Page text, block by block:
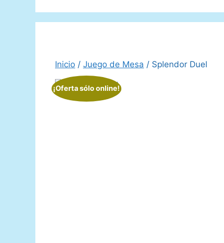
Inicio / Juego de Mesa / Splendor Duel
¡Oferta sólo online!